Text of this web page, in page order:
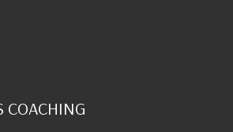
COACHING